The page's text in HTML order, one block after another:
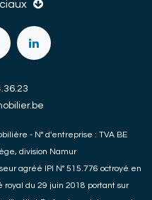
- N° d'entreprise : TVA BE
division Namur
agréé IPI N° 515.776 octroyé en
royal du 29 juin 2018 portant sur